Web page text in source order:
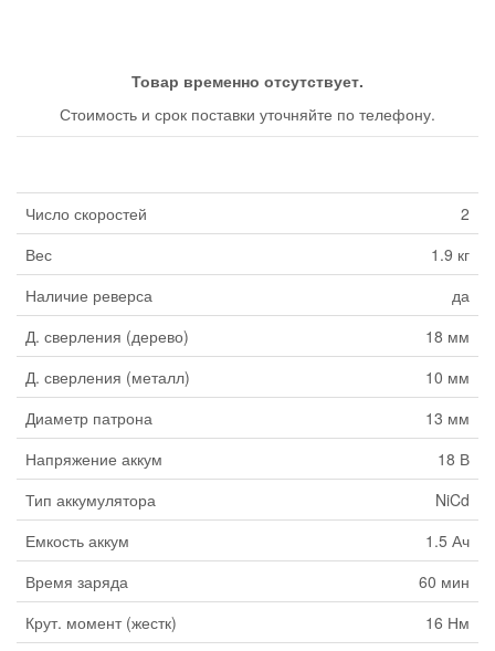
Товар временно отсутствует.
Стоимость и срок поставки уточняйте по телефону.
Число скоростей
2
Вес
1.9 кг
Наличие реверса
да
Д. сверления (дерево)
18 мм
Д. сверления (металл)
10 мм
Диаметр патрона
13 мм
Напряжение аккум
18 В
Тип аккумулятора
NiCd
Емкость аккум
1.5 Ач
Время заряда
60 мин
Крут. момент (жестк)
16 Нм